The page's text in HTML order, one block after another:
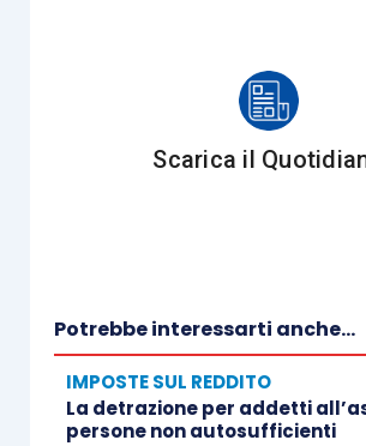
passività finanziaria
dei soli pagamenti
marginale alla data della
comefinanziari, di
continuità contabile
allo stesso valore
locata, conservando
Scarica il
Potrebbe interessarti anche...
IMPOSTE SUL REDDITO
La detrazione per addetti
persone non autosufficienti